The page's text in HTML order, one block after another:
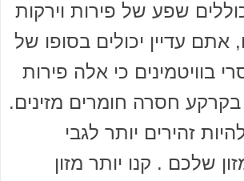
שפע של פירות וירקות
עדיין יכולים בסופו של
בוויטמינים כי אלה פירות
בקרקע חסרה חומרים מזינים.
זהירים יותר לגבי
שלכם . קנו יותר מזון